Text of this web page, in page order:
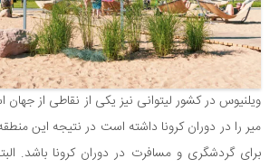
ویلنیوس در کشور لیتوانی نیز یکی از نقاطی از
میر را در دوران کرونا داشته است در نتیجه این
برای گردشگری و مسافرت در دوران کرونا باشد.